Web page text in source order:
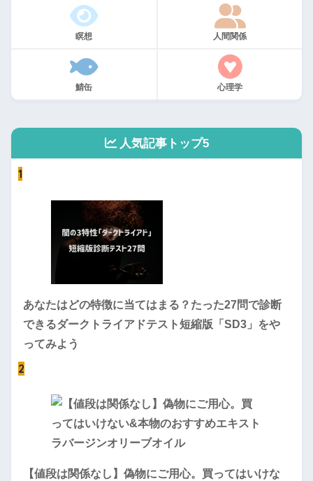
瞑想 人間関係
鯖缶 心理学
人気記事トップ5
1
あなたはどの特徴に当てはまる？たった27問で診断
できるダークトライアドテスト短縮版「SD3」をや
ってみよう
2
【値段は関係なし】偽物にご用心。買ってはいけな